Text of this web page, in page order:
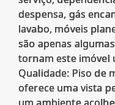
despensa, gás
lavabo, móveis
são apenas
tornam este imóvel
Qualidade: Piso de
oferece uma vista
um ambiente